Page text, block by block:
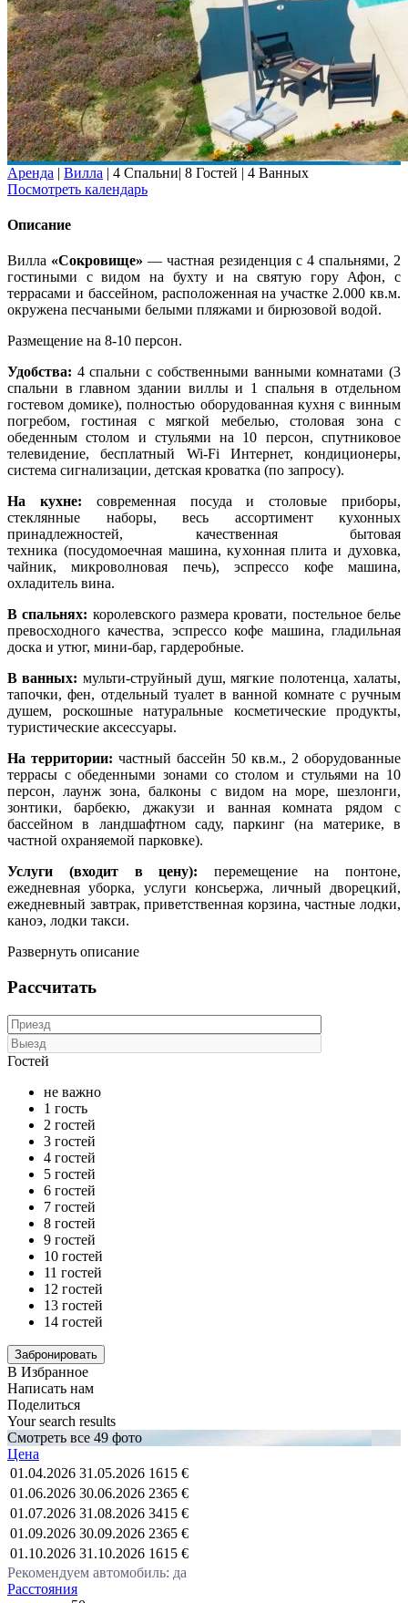
Аренда | Вилла | 4 Спальни| 8 Гостей | 4 Ванных
Посмотреть календарь
Описание
Вилла «Сокровище» — частная резиденция с 4 спальнями, 2
гостиными с видом на бухту и на святую гору Афон, с
террасами и бассейном, расположенная на участке 2.000 кв.м.
окружена песчаными белыми пляжами и бирюзовой водой.
Размещение на 8-10 персон.
Удобства: 4 спальни с собственными ванными комнатами (3
спальни в главном здании виллы и 1 спальня в отдельном
гостевом домике), полностью оборудованная кухня с винным
погребом, гостиная с мягкой мебелью, столовая зона с
обеденным столом и стульями на 10 персон, спутниковое
телевидение, бесплатный Wi-Fi Интернет, кондиционеры,
система сигнализации, детская кроватка (по запросу).
На кухне: современная посуда и столовые приборы,
стеклянные наборы, весь ассортимент кухонных
принадлежностей, качественная бытовая
техника (посудомоечная машина, кухонная плита и духовка,
чайник, микроволновая печь), эспрессо кофе машина,
охладитель вина.
В спальнях: королевского размера кровати, постельное белье
превосходного качества, эспрессо кофе машина, гладильная
доска и утюг, мини-бар, гардеробные.
В ванных: мульти-струйный душ, мягкие полотенца, халаты,
тапочки, фен, отдельный туалет в ванной комнате с ручным
душем, роскошные натуральные косметические продукты,
туристические аксессуары.
На территории: частный бассейн 50 кв.м., 2 оборудованные
террасы с обеденными зонами со столом и стульями на 10
персон, лаунж зона, балконы с видом на море, шезлонги,
зонтики, барбекю, джакузи и ванная комната рядом с
бассейном в ландшафтном саду, паркинг (на материке, в
частной охраняемой парковке).
Услуги (входит в цену):перемещение на понтоне,
ежедневная уборка, услуги консьержа, личный дворецкий,
ежедневный завтрак, приветственная корзина, частные лодки,
каноэ, лодки такси.
Развернуть описание
Рассчитать
Гостей
не важно
1 гость
2 гостей
3 гостей
4 гостей
5 гостей
6 гостей
7 гостей
8 гостей
9 гостей
10 гостей
11 гостей
12 гостей
13 гостей
14 гостей
В Избранное
Написать нам
Поделиться
Your search results
Смотреть все 49 фото
Цена
01.04.2026 31.05.2026 1615 €
01.06.2026 30.06.2026 2365 €
01.07.2026 31.08.2026 3415 €
01.09.2026 30.09.2026 2365 €
01.10.2026 31.10.2026 1615 €
Рекомендуем автомобиль: да
Расстояния